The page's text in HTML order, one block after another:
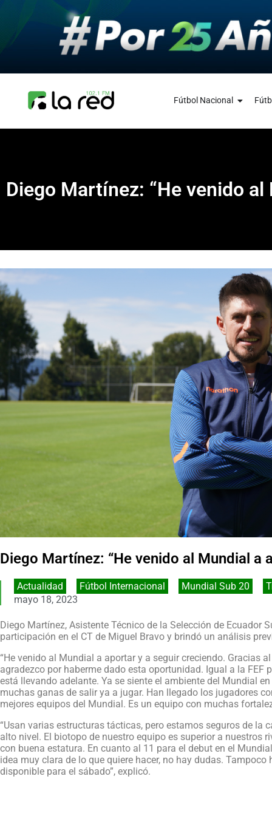
Fútbol Nacional
Diego Martínez: “He venido
Diego Martínez: “He venido al Mundial a
Actualidad Fútbol Internacional Mundial Sub 20
mayo 18, 2023
Diego Martínez, Asistente Técnico de la Selección de Ecuador
participación en el CT de Miguel Bravo y brindó un análisis
“He venido al Mundial a aportar y a seguir creciendo. Gracias
agradezco por haberme dado esta oportunidad. Igual a la FEF
está llevando adelante. Ya se siente el ambiente del Mundial
muchas ganas de salir ya a jugar. Han llegado los jugadores
mejores equipos del Mundial. Es un equipo con muchas
“Usan varias estructuras tácticas, pero estamos seguros de la
alto nivel. El biotopo de nuestro equipo es superior a nuestros
con buena estatura. En cuanto al 11 para el debut en el
idea muy clara de lo que quiere hacer, no hay dudas.
disponible para el sábado”, explicó.